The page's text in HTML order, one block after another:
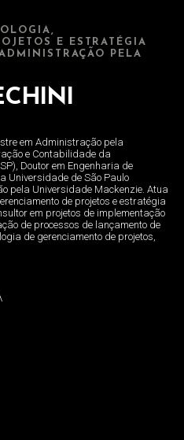
E ESTRATÉGIA
PELA
em Administração pela
e Contabilidade da
Doutor em Engenharia de
Universidade de São Paulo
pela Universidade Mackenzie. Atua
de projetos e estratégia
em projetos de implementação
de processos de lançamento de
de gerenciamento de projetos,